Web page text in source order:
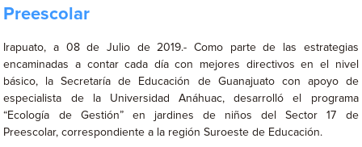
Preescolar
Irapuato, a 08 de Julio de 2019.- Como parte de las estrategias
encaminadas a contar cada día con mejores directivos en el nivel
básico, la Secretaría de Educación de Guanajuato con apoyo de
especialista de la Universidad Anáhuac, desarrolló el programa
“Ecología de Gestión” en jardines de niños del Sector 17 de
Preescolar, correspondiente a la región Suroeste de Educación.